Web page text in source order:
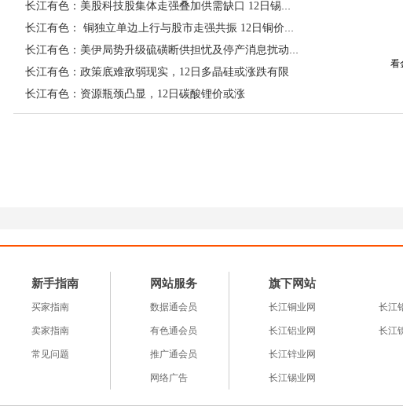
精炼锡供需现状：供给刚性收缩，库存历史低位
供给端持续收紧是本轮锡价上涨的核心支撑。缅甸佤邦复产
恢复程度有限，进入 5 月传统雨季后，当地矿山开采和原料运
作为全球最大精炼锡出口国，今年严格执行开采配额管控，同
态势。尽管高锡价对部分传统消费领域形成一定抑制，但电子
劲，下游企业多维持按需采购节奏，并未出现大规模减产情况
今日锡价走势预测
预计今日现货锡价将延续上涨态势，有望冲击 44万元 / 吨整
绪回暖叠加供需缺口扩大，锡价上行趋势明确。但需警惕今日
长江有色：美股科技股集体走强叠加供需缺口 12日锡价或大涨
长江有色： 铜独立单边上行与股市走强共振 12日铜价或大涨
长江有色：美伊局势升级硫磺断供担忧及停产消息扰动 12日镍价或小涨
长江有色：政策底难敌弱现实，12日多晶硅或涨跌有限
长江有色：资源瓶颈凸显，12日碳酸锂价或涨
看
新手指南
买家指南
卖家指南
常见问题
网站服务
数据通会员
有色通会员
推广通会员
网络广告
旗下网站
长江铜业网
长江铝业网
长江锌业网
长江锡业网
长江
长江